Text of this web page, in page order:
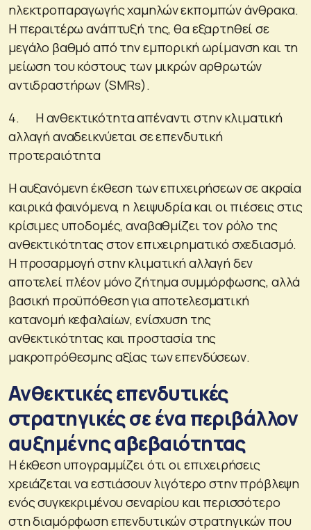
ηλεκτροπαραγωγής χαμηλών εκπομπών άνθρακα.
Η περαιτέρω ανάπτυξή της, θα εξαρτηθεί σε
μεγάλο βαθμό από την εμπορική ωρίμανση και τη
μείωση του κόστους των μικρών αρθρωτών
αντιδραστήρων (SMRs).
4. Η ανθεκτικότητα απέναντι στην κλιματική
αλλαγή αναδεικνύεται σε επενδυτική
προτεραιότητα
Η αυξανόμενη έκθεση των επιχειρήσεων σε ακραία
καιρικά φαινόμενα, η λειψυδρία και οι πιέσεις στις
κρίσιμες υποδομές, αναβαθμίζει τον ρόλο της
ανθεκτικότητας στον επιχειρηματικό σχεδιασμό.
Η προσαρμογή στην κλιματική αλλαγή δεν
αποτελεί πλέον μόνο ζήτημα συμμόρφωσης, αλλά
βασική προϋπόθεση για αποτελεσματική
κατανομή κεφαλαίων, ενίσχυση της
ανθεκτικότητας και προστασία της
μακροπρόθεσμης αξίας των επενδύσεων.
Ανθεκτικές επενδυτικές
στρατηγικές σε ένα περιβάλλον
αυξημένης αβεβαιότητας
Η έκθεση υπογραμμίζει ότι οι επιχειρήσεις
χρειάζεται να εστιάσουν λιγότερο στην πρόβλεψη
ενός συγκεκριμένου σεναρίου και περισσότερο
στη διαμόρφωση επενδυτικών στρατηγικών που